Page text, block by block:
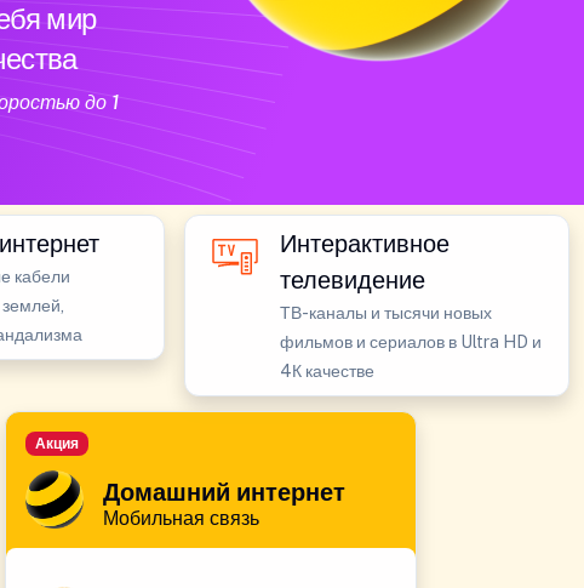
мир
до 1
кабели
Интерактивное
телевидение
ТВ-каналы и тысячи новых
фильмов и сериалов в Ultra HD и
4К качестве
Домашний интернет
Мобильная связь
Акция